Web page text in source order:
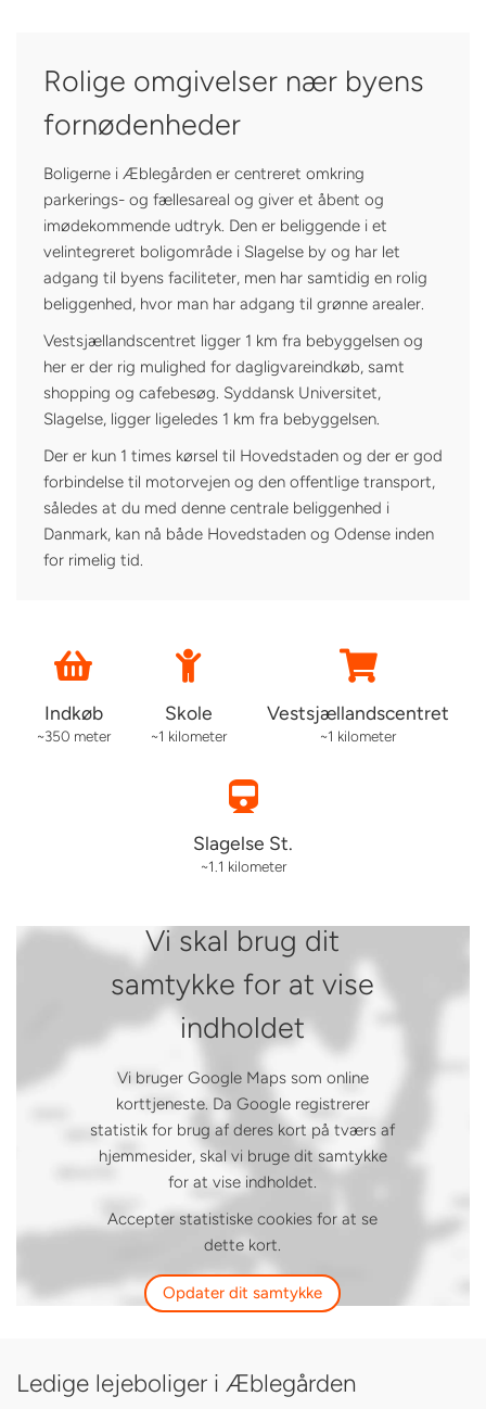
Rolige omgivelser nær byens
fornødenheder
Boligerne i Æblegården er centreret omkring
parkerings- og fællesareal og giver et åbent og
imødekommende udtryk. Den er beliggende i et
velintegreret boligområde i Slagelse by og har let
adgang til byens faciliteter, men har samtidig en rolig
beliggenhed, hvor man har adgang til grønne arealer.
Vestsjællandscentret ligger 1 km fra bebyggelsen og
her er der rig mulighed for dagligvareindkøb, samt
shopping og cafebesøg. Syddansk Universitet,
Slagelse, ligger ligeledes 1 km fra bebyggelsen.
Der er kun 1 times kørsel til Hovedstaden og der er god
forbindelse til motorvejen og den offentlige transport,
således at du med denne centrale beliggenhed i
Danmark, kan nå både Hovedstaden og Odense inden
for rimelig tid.
Indkøb
~350 meter
Skole
~1 kilometer
Vestsjællandscentret
~1 kilometer
Slagelse St.
~1.1 kilometer
Vi skal brug dit
samtykke for at vise
indholdet
Vi bruger Google Maps som online
korttjeneste. Da Google registrerer
statistik for brug af deres kort på tværs af
hjemmesider, skal vi bruge dit samtykke
for at vise indholdet.
Accepter statistiske cookies for at se
dette kort.
Opdater dit samtykke
Ledige lejeboliger i Æblegården